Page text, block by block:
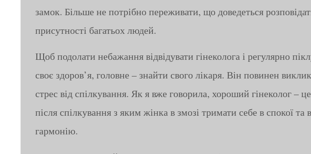
замок. Більше не потрібно переживати, що доведеться
присутності багатьох людей.
Щоб подолати небажання відвідувати гінеколога і регулярно
своє здоров’я, головне – знайти свого лікаря. Він повинен
стрес від спілкування. Як я вже говорила, хороший гінеколог –
після спілкування з яким жінка в змозі тримати себе в спокої та
гармонію.